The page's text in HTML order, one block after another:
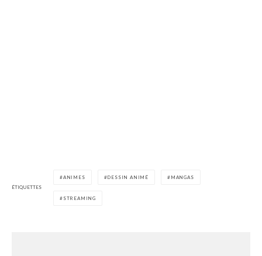
ÉTIQUETTES
ANIMES DESSIN ANIMÉ MANGAS
STREAMING